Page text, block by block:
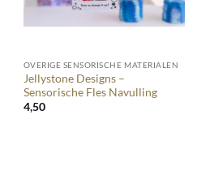
OVERIGE SENSORISCHE MATERIALEN
Jellystone Designs –
Sensorische Fles Navulling
4,50